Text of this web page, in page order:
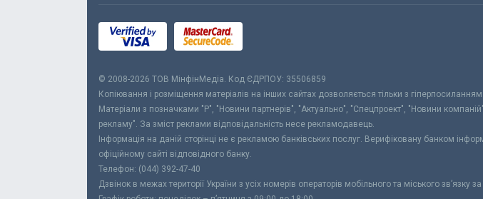
© 2008-2026 ТОВ МiнфiнМедiа. Код ЄДРПОУ: 35506859
Копіювання і розміщення матеріалів на інших сайтах дозволяється тільки з
Матеріали з позначками "Р", "Новини партнерів", "Актуально", "Спецпроект", "Новини
рекламу". За зміст реклами відповідальність несе рекламодавець.
Інформація на даній сторінці не є рекламою банківських послуг. Верифіковану банком
офіційному сайті відповідного банку.
Телефон: (044) 392-47-40
Дзвінок в межах території України з усіх номерів операторів мобільного та міського зв’язку